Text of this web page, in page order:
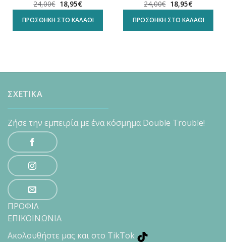
24,00€ Original
price
was:
24,00€.
18,95€Η
τρέχουσα
τιμή
είναι:
18,95€.
ΠΡΟΣΘΉΚΗ ΣΤΟ ΚΑΛΆΘΙ
24,00€ Original
price
was:
24,00€.
18,95€Η
τρέχουσα
τιμή
είναι:
18,95€.
ΠΡΟΣΘΉΚΗ ΣΤΟ ΚΑΛΆΘΙ
ΣΧΕΤΙΚΑ
Ζήσε την εμπειρία με ένα κόσμημα Double Trouble!
ΠΡΟΦΙΛ
ΕΠΙΚΟΙΝΩΝΙΑ
Ακολουθήστε μας και στο TikTok